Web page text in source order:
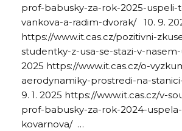
prof-babusky-za-rok-2025-uspeli-
vankova-a-radim-dvorak/ 10. 9.
https://www.it.cas.cz/pozitivni-
studentky-z-usa-se-stazi-v-
2025 https://www.it.cas.cz/o-
aerodynamiky-prostredi-na-
9. 1. 2025 https://www.it.cas.cz/v-
prof-babusky-za-rok-2024-
kovarnova/ …